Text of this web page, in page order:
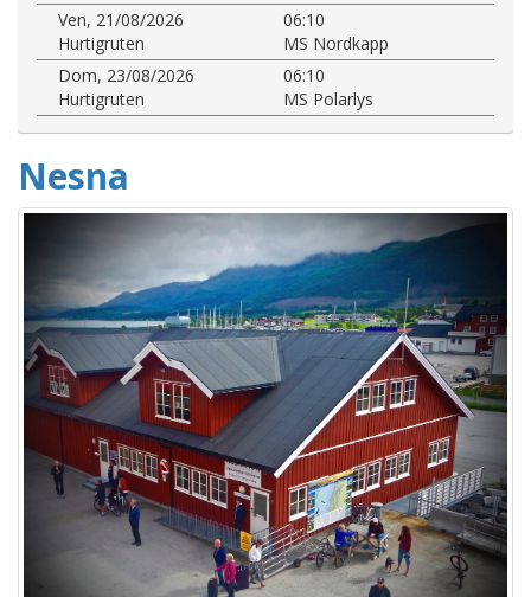
Ven, 21/08/2026
06:10
Hurtigruten
MS Nordkapp
Dom, 23/08/2026
06:10
Hurtigruten
MS Polarlys
Nesna